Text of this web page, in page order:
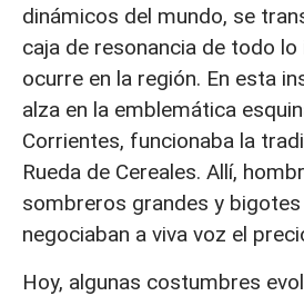
dinámicos del mundo, se
caja de resonancia de todo
ocurre en la región. En esta
alza en la emblemática
Corrientes, funcionaba la
Rueda de Cereales. Allí,
sombreros grandes y
negociaban a viva voz el
Hoy, algunas costumbres